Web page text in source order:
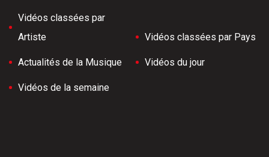
Vidéos classées par
Artiste
Vidéos classées par Pays
Actualités de la Musique Vidéos du jour
Vidéos de la semaine